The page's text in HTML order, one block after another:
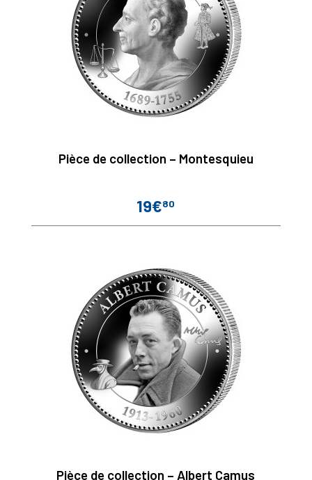
Pièce de collection – Montesquieu
Prix
19€80
Pièce de collection – Albert Camus